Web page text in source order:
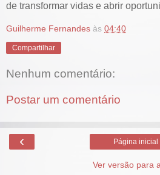
de transformar vidas e abrir
Guilherme Fernandes às 04:40
Compartilhar
Nenhum comentário:
Postar um comentário
‹ Página inicial
Ver versão para